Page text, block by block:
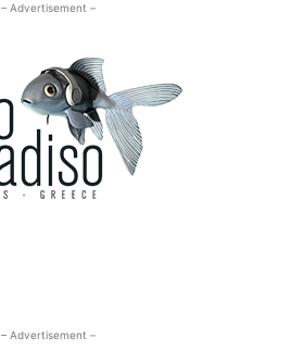
– Advertisement –
– Advertisement –